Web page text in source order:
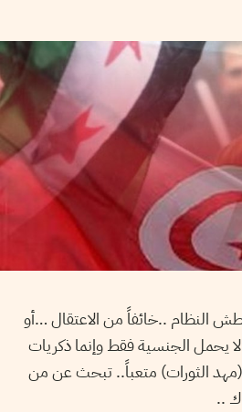
النظام ..خائفاً من الاعتقال …أو
الجنسية فقط وإنما ذكريات
الثورات) متعباً.. تبحث عن من
..